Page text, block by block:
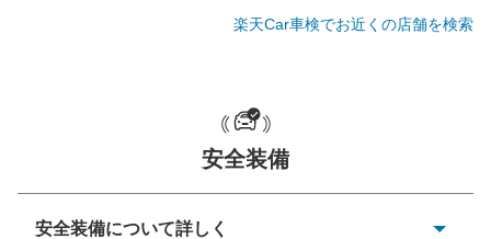
カD:5 など
一般的な荷物のサイズの目安
楽天Car車検でお近くの店舗を検索
安全装備
安全装備について詳しく